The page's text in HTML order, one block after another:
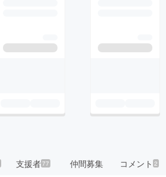
支援者77 仲間募集 コメント2